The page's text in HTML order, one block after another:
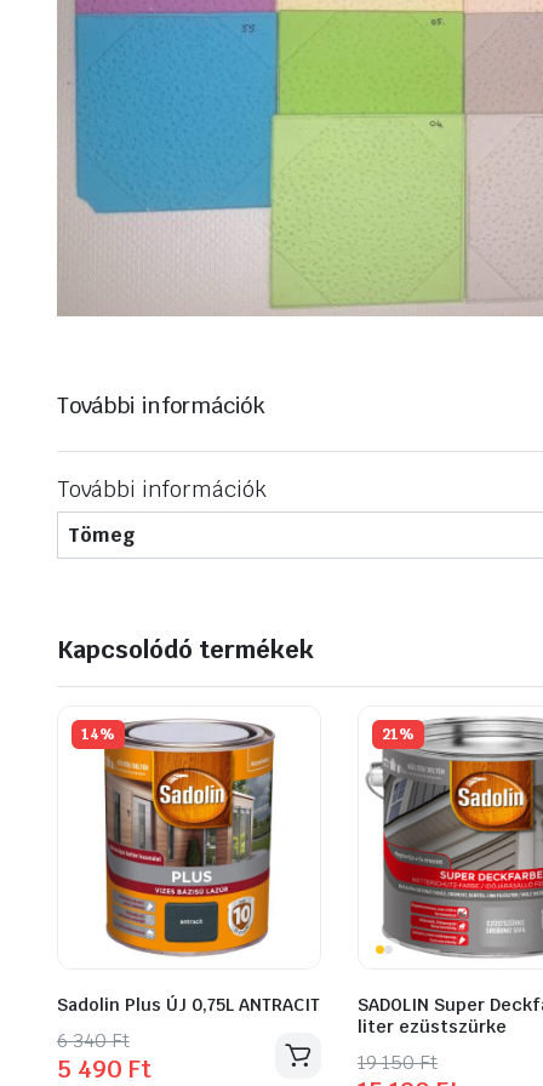
További információk
További információk
Tömeg
Kapcsolódó termékek
14%
Sadolin Plus ÚJ 0,75L ANTRACIT
6 340Ft
Original
price
5 490 Ft
Current
price
21%
SADOLIN Super
liter ezüstszürke
19 150Ft
Original
Current